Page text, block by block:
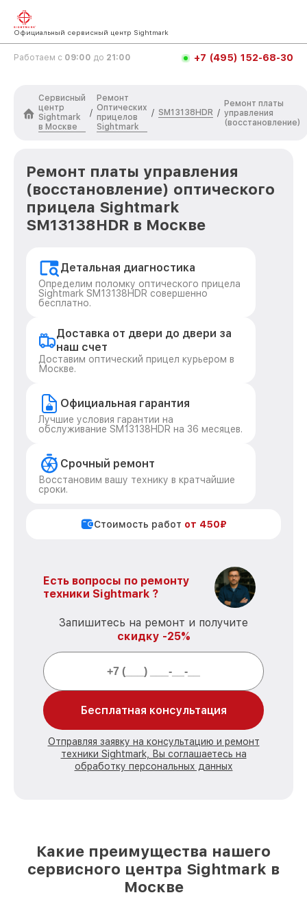
Официальный сервисный центр Sightmark
Работаем с 09:00 до 21:00 +7 (495) 152-68-30
Сервисный
центр
Sightmark
в Москве
/
Ремонт
Оптических
прицелов
Sightmark
/ SM13138HDR /
Ремонт платы
управления
(восстановление)
Ремонт платы управления
(восстановление) оптического
прицела Sightmark
SM13138HDR в Москве
Детальная диагностика
Определим поломку оптического прицела
Sightmark SM13138HDR совершенно
бесплатно.
Доставка от двери до двери за
наш счет
Доставим оптический прицел курьером в
Москве.
Официальная гарантия
Лучшие условия гарантии на
обслуживание SM13138HDR на 36 месяцев.
Срочный ремонт
Восстановим вашу технику в кратчайшие
сроки.
Стоимость работ от 450₽
Есть вопросы по ремонту
техники Sightmark ?
Запишитесь на ремонт и получите
скидку -25%
Бесплатная консультация
Отправляя заявку на консультацию и ремонт
техники Sightmark, Вы соглашаетесь на
обработку персональных данных
Какие преимущества нашего
сервисного центра Sightmark в
Москве